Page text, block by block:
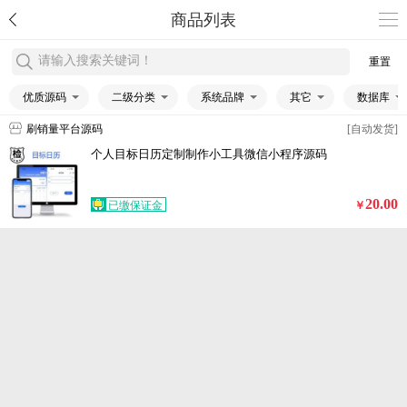
商品列表
请输入搜索关键词！ 重置
优质源码 二级分类 系统品牌 其它 数据库
刷销量平台源码 [自动发货]
个人目标日历定制制作小工具微信小程序源码
已缴保证金 ￥20.00